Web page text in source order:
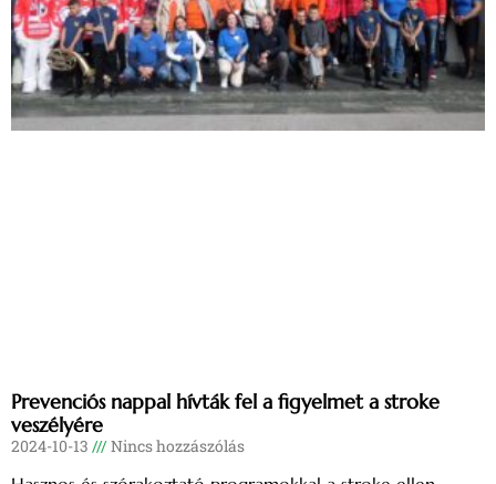
Prevenciós nappal hívták fel a figyelmet a stroke
veszélyére
2024-10-13 Nincs hozzászólás